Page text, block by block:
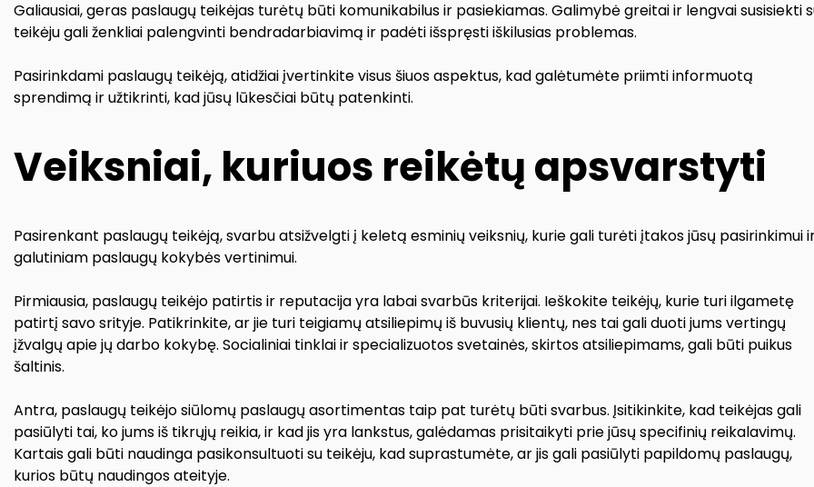
Galiausiai, geras paslaugų teikėjas turėtų būti komunikabilus ir pasiekiamas. Galimybė greitai ir lengvai susisiekti
teikėju gali ženkliai palengvinti bendradarbiavimą ir padėti išspręsti iškilusias problemas.
Pasirinkdami paslaugų teikėją, atidžiai įvertinkite visus šiuos aspektus, kad galėtumėte priimti informuotą
sprendimą ir užtikrinti, kad jūsų lūkesčiai būtų patenkinti.
Veiksniai, kuriuos reikėtų apsvarstyti
Pasirenkant paslaugų teikėją, svarbu atsižvelgti į keletą esminių veiksnių, kurie gali turėti įtakos jūsų pasirinkimui
galutiniam paslaugų kokybės vertinimui.
Pirmiausia, paslaugų teikėjo patirtis ir reputacija yra labai svarbūs kriterijai. Ieškokite teikėjų, kurie turi ilgametę
patirtį savo srityje. Patikrinkite, ar jie turi teigiamų atsiliepimų iš buvusių klientų, nes tai gali duoti jums vertingų
įžvalgų apie jų darbo kokybę. Socialiniai tinklai ir specializuotos svetainės, skirtos atsiliepimams, gali būti puikus
šaltinis.
Antra, paslaugų teikėjo siūlomų paslaugų asortimentas taip pat turėtų būti svarbus. Įsitikinkite, kad teikėjas gali
pasiūlyti tai, ko jums iš tikrųjų reikia, ir kad jis yra lankstus, galėdamas prisitaikyti prie jūsų specifinių reikalavimų.
Kartais gali būti naudinga pasikonsultuoti su teikėju, kad suprastumėte, ar jis gali pasiūlyti papildomų paslaugų,
kurios būtų naudingos ateityje.